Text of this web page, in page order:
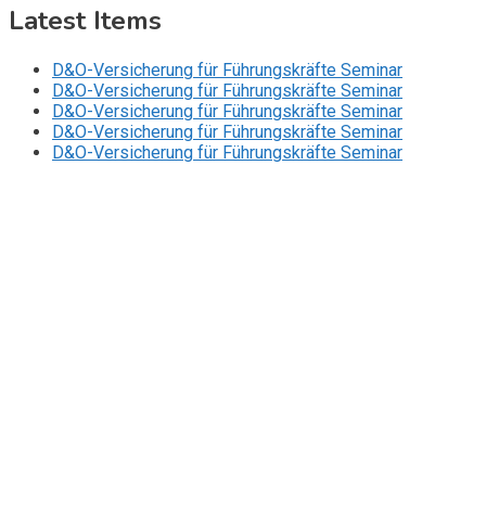
Latest Items
D&O-Versicherung für Führungskräfte Seminar
D&O-Versicherung für Führungskräfte Seminar
D&O-Versicherung für Führungskräfte Seminar
D&O-Versicherung für Führungskräfte Seminar
D&O-Versicherung für Führungskräfte Seminar